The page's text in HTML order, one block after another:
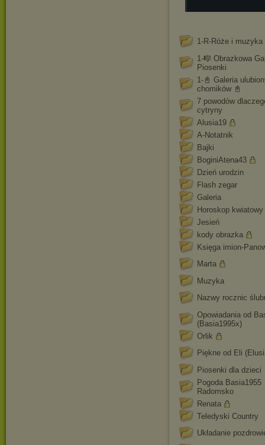
1-R-Róże i muzyka
1-🎼 Obrazkowa
Piosenki
1-📓 Galeria
chomików 📓
7 powodów
cytryny
Alusia19
A-Notatnik
Bajki
BoginiAtena43
Dzień urodzin
Flash zegar
Galeria
Horoskop kwiatowy
Jesień
kody obrazka
Księga imion-
Marta
Muzyka
Nazwy rocznic
Opowiadania od
(Basia1995x)
Orlik
Piękne od Eli
Piosenki dla dzieci
Pogoda Basia1955
Radomsko
Renata
Teledyski Country
Układanie